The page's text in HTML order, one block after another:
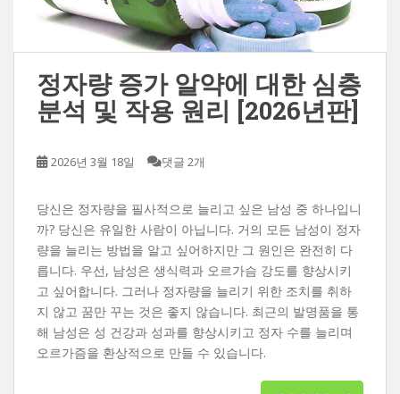
정자량 증가 알약에 대한 심층
분석 및 작용 원리 [2026년판]
2026년 3월 18일 댓글 2개
당신은 정자량을 필사적으로 늘리고 싶은 남성 중 하나입니
까? 당신은 유일한 사람이 아닙니다. 거의 모든 남성이 정자
량을 늘리는 방법을 알고 싶어하지만 그 원인은 완전히 다
릅니다. 우선, 남성은 생식력과 오르가슴 강도를 향상시키
고 싶어합니다. 그러나 정자량을 늘리기 위한 조치를 취하
지 않고 꿈만 꾸는 것은 좋지 않습니다. 최근의 발명품을 통
해 남성은 성 건강과 성과를 향상시키고 정자 수를 늘리며
오르가즘을 환상적으로 만들 수 있습니다.